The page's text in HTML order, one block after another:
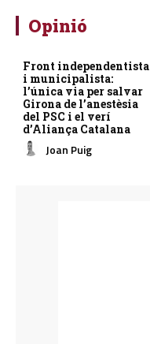
Opinió
Front independentista
i municipalista:
l’única via per salvar
Girona de l’anestèsia
del PSC i el verí
d’Aliança Catalana
Joan Puig